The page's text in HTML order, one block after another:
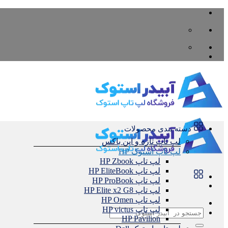
Skip
content
جستجو
دسته بندی محصولات
لپ تاپ تازه و اپن باکس
لپ تاپ استوک HP
لپ تاپ HP Zbook
لپ تاپ HP EliteBook
لپ تاپ HP ProBook
لپ تاپ HP Elite x2 G8
لپ تاپ HP Omen
لپ تاپ HP victus
HP Pavilion